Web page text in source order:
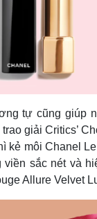
tự cũng giúp
giải Critics’
kẻ môi Chanel
sắc nét và
Allure Velvet